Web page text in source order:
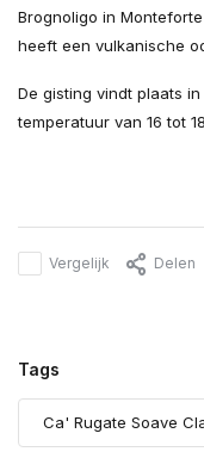
Brognoligo in
heeft een vulkanische
De gisting vindt plaats
temperatuur van 16 tot
Vergelijk Delen
Tags
Ca' Rugate Soave